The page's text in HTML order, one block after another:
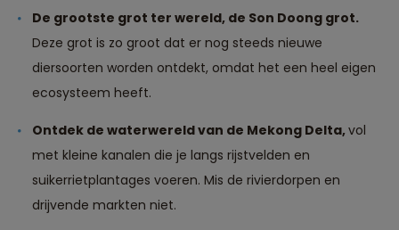
De grootste grot ter wereld, de Son Doong grot.
Deze grot is zo groot dat er nog steeds nieuwe
diersoorten worden ontdekt, omdat het een heel eigen
ecosysteem heeft.
Ontdek de waterwereld van de Mekong Delta,vol
met kleine kanalen die je langs rijstvelden en
suikerrietplantages voeren. Mis de rivierdorpen en
drijvende markten niet.